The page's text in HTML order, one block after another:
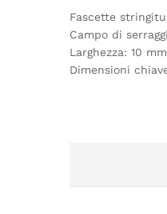
Fascette
Campo di
Larghezza: 10
Dimensioni